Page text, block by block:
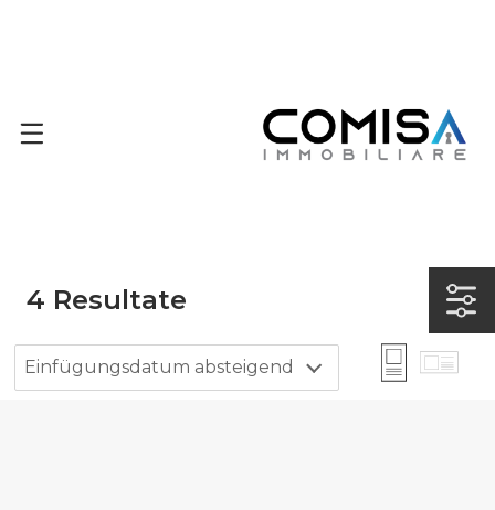
4 Resultate
Einfügungsdatum absteigend